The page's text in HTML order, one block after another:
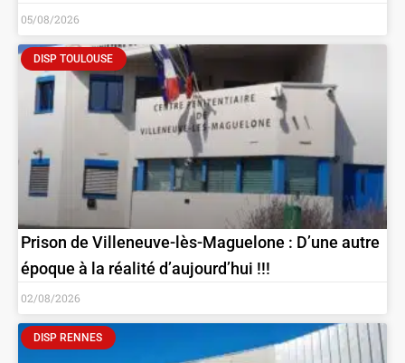
05/08/2026
DISP TOULOUSE
Prison de Villeneuve-lès-Maguelone : D’une autre
époque à la réalité d’aujourd’hui !!!
02/08/2026
DISP RENNES